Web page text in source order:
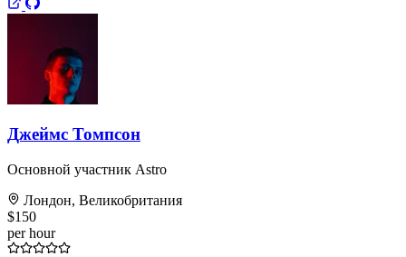
Джеймс Томпсон
Основной участник Astro
Лондон, Великобритания
$150
per hour